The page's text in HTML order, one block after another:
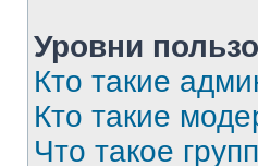
Уровни
Кто такие
Кто такие
Что такое